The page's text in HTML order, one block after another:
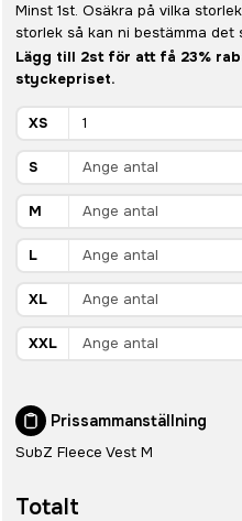
Minst 1st. Osäkra på vilka
storlek så kan ni bestämma det
Lägg till 2st för att få 23%
styckepriset.
XS
S
M
L
XL
XXL
Prissammanställning
SubZ Fleece Vest M
Totalt